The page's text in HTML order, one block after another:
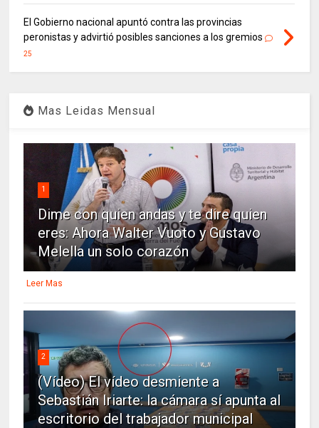
El Gobierno nacional apuntó contra las provincias
peronistas y advirtió posibles sanciones a los gremios
25
Mas Leidas Mensual
1
Dime con quien andas y te dire quien
eres: Ahora Walter Vuoto y Gustavo
Melella un solo corazón
Leer Mas
2
(Vídeo) El vídeo desmiente a
Sebastián Iriarte: la cámara sí apunta al
escritorio del trabajador municipal